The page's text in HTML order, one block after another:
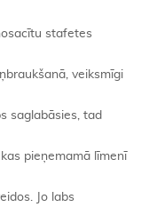
stafetes
veiksmīgi
saglabāsies, tad
pieņemamā līmenī
Jo labs